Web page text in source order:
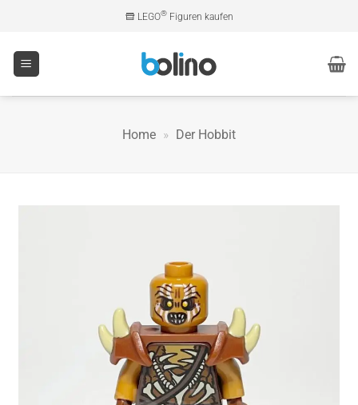
springen
LEGO®Figuren kaufen
Home » Der Hobbit